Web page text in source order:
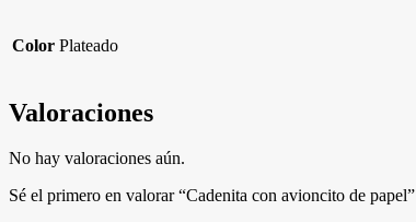
Color Plateado
Valoraciones
No hay valoraciones aún.
Sé el primero en valorar “Cadenita con avioncito de papel”